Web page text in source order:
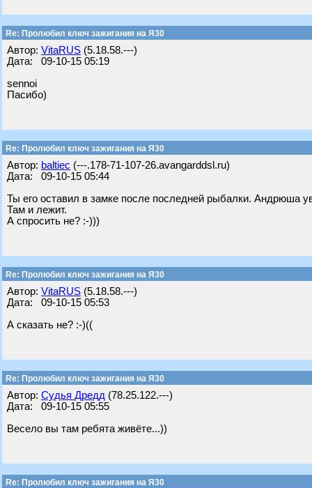
Re: Пролюбил ключ зажигания на Я30
Автор: VitaRUS (5.18.58.---)
Дата: 09-10-15 05:19
sennoi
Пасибо)
Re: Пролюбил ключ зажигания на Я30
Автор: baltiec (---.178-71-107-26.avangarddsl.ru)
Дата: 09-10-15 05:44
Ты его оставил в замке после последней рыбалки. Андрюша
Там и лежит.
А спросить не? :-)))
Re: Пролюбил ключ зажигания на Я30
Автор: VitaRUS (5.18.58.---)
Дата: 09-10-15 05:53
А сказать не? :-)((
Re: Пролюбил ключ зажигания на Я30
Автор: Судья Дредд (78.25.122.---)
Дата: 09-10-15 05:55
Весело вы там ребята живёте...))
Re: Пролюбил ключ зажигания на Я30